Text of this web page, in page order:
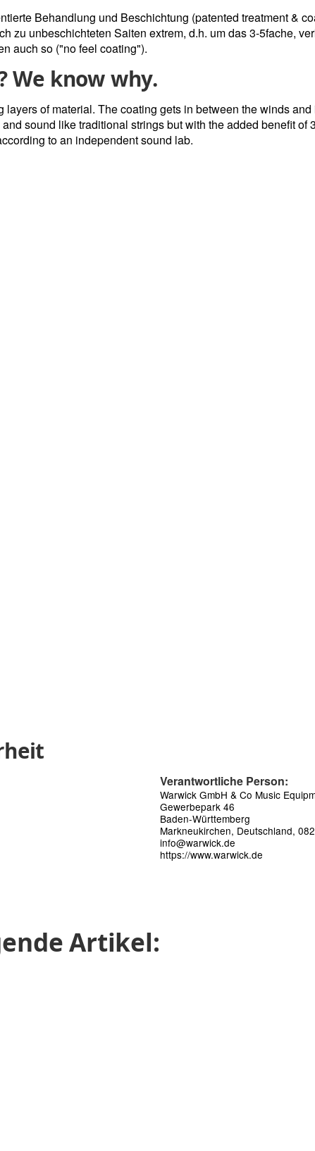
Behandlung und Beschichtung (patented treatment &
zu unbeschichteten Saiten extrem, d.h. um das 3-5fache,
auch so ("no feel coating").
We know why.
of material. The coating gets in between the winds
sound like traditional strings but with the added benefit
to an independent sound lab.
Verantwortliche Person:
Warwick GmbH & Co Music
Gewerbepark 46
Baden-Württemberg
Markneukirchen, Deutschland,
info@warwick.de
https://www.warwick.de
Artikel: